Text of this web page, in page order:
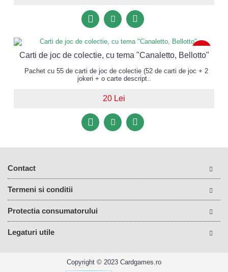
NOU
Carti de joc de colectie, cu tema "Canaletto, Bellotto"
Pachet cu 55 de carti de joc de colectie (52 de carti de joc + 2
jokeri + o carte descript..
20 Lei
Contact
Termeni si conditii
Protectia consumatorului
Legaturi utile
Copyright © 2023 Cardgames.ro